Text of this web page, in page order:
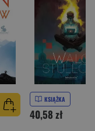
KSIĄŻKA
40,58 zł